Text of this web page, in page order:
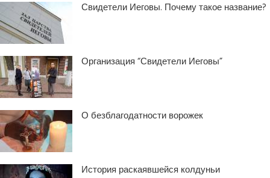
Свидетели Иеговы. Почему такое название?
Организация “Свидетели Иеговы”
О безблагодатности ворожек
История раскаявшейся колдуньи